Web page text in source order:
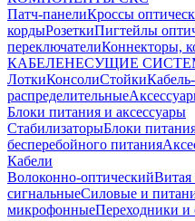
Патч-панелиКроссы
кордыРозеткиПигтейлы
переключателиКоннекторы,
КАБЕЛЕНЕСУЩИЕ
ЛоткиКонсолиСтойки
распределительные
Блоки питания и аксессуары
СтабилизаторыБлоки
бесперебойного питания
Кабели
Волоконно-оптический
сигнальныеСиловые и
микрофонныеПереходники и